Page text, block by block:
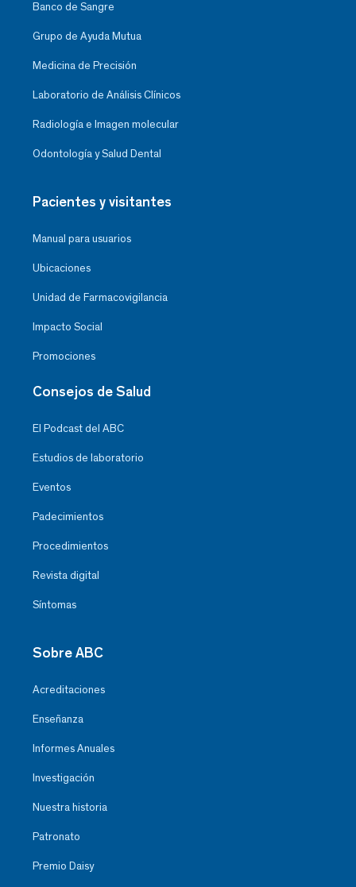
Banco de Sangre
Grupo de Ayuda Mutua
Medicina de Precisión
Laboratorio de Análisis Clínicos
Radiología e Imagen molecular
Odontología y Salud Dental
Pacientes y visitantes
Manual para usuarios
Ubicaciones
Unidad de Farmacovigilancia
Impacto Social
Promociones
Consejos de Salud
El Podcast del ABC
Estudios de laboratorio
Eventos
Padecimientos
Procedimientos
Revista digital
Síntomas
Sobre ABC
Acreditaciones
Enseñanza
Informes Anuales
Investigación
Nuestra historia
Patronato
Premio Daisy